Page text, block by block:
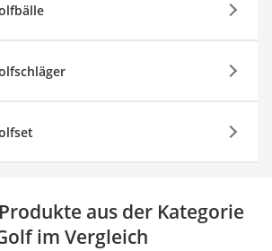
aus der Kategorie
im Vergleich